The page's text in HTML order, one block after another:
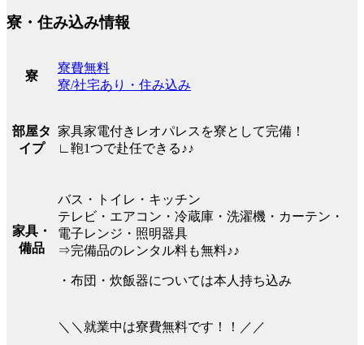
寮・住み込み情報
寮
寮費無料
寮/社宅あり・住み込み
部屋タ
イプ
家具家電付きレオパレスを寮として完備！
∟鞄1つで赴任できる♪♪
家具・
備品
バス・トイレ・キッチン
テレビ・エアコン・冷蔵庫・洗濯機・カーテン・
電子レンジ・照明器具
⇒完備品のレンタル料も無料♪♪
・布団・炊飯器については本人持ち込み
＼＼就業中は寮費無料です！！／／